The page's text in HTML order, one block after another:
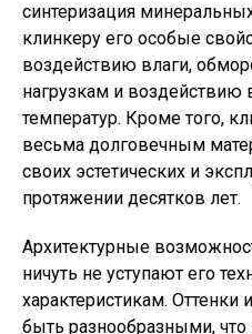
синтеризация
клинкеру его особые
воздействию влаги,
нагрузкам и воздействию
температур. Кроме того,
весьма долговечным
своих эстетических и
протяжении десятков лет.
Архитектурные
ничуть не уступают его
характеристикам.
быть разнообразными, что